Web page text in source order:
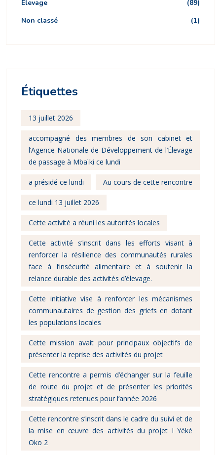
Elevage
(89)
Non classé
(1)
Étiquettes
13 juillet 2026
accompagné des membres de son cabinet et
l’Agence Nationale de Développement de l’Élevage
de passage à Mbaïki ce lundi
a présidé ce lundi Au cours de cette rencontre
ce lundi 13 juillet 2026
Cette activité a réuni les autorités locales
Cette activité s’inscrit dans les efforts visant à
renforcer la résilience des communautés rurales
face à l’insécurité alimentaire et à soutenir la
relance durable des activités d’élevage.
Cette initiative vise à renforcer les mécanismes
communautaires de gestion des griefs en dotant
les populations locales
Cette mission avait pour principaux objectifs de
présenter la reprise des activités du projet
Cette rencontre a permis d’échanger sur la feuille
de route du projet et de présenter les priorités
stratégiques retenues pour l’année 2026
Cette rencontre s’inscrit dans le cadre du suivi et de
la mise en œuvre des activités du projet I Yéké
Oko 2